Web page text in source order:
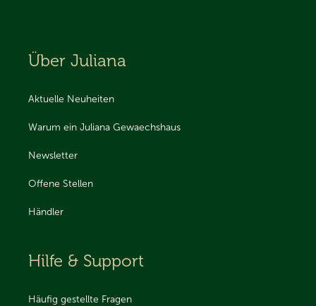
Über Juliana
Aktuelle Neuheiten
Warum ein Juliana Gewaechshaus
Newsletter
Offene Stellen
Händler
Hilfe & Support
Häufig gestellte Fragen